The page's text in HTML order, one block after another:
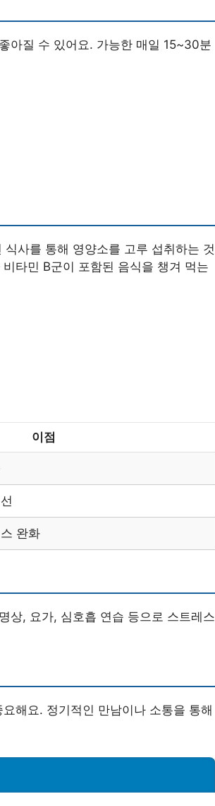
아질 수 있어요. 가능한 매일 15~30분
사를 통해 영양소를 고루 섭취하는 것
타민 B군이 포함된 음식을 챙겨 먹는
이점
완화
상, 요가, 심호흡 연습 등으로 스트레스
해요. 정기적인 만남이나 소통을 통해